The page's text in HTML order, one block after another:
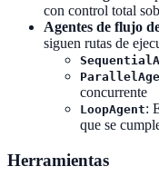
con control total
Agentes de flujo
siguen rutas de
concurrente
LoopAgent:
que se
Herramientas